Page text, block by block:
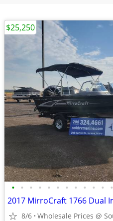
• • • • • • • • • • • •
8/6 Wholesale Prices @
$25,250